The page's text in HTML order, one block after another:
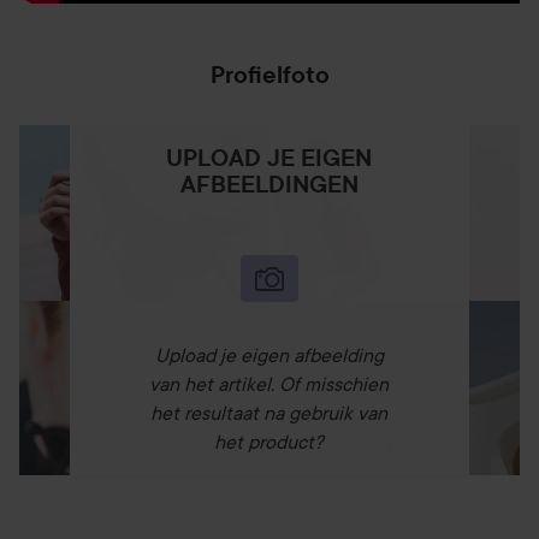
24 uur opgebruikt te worden voor het beste resultaat.
Profielfoto
UPLOAD JE EIGEN
AFBEELDINGEN
Upload je eigen afbeelding
van het artikel. Of misschien
het resultaat na gebruik van
het product?